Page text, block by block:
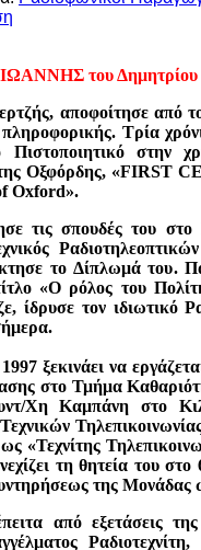
του Δημητρίου
αποφοίτησε από
Τρία
στην
της Οξφόρδης, «FIRST
Oxford».
τις σπουδές του
το Δίπλωμά του.
«Ο ρόλος του
ίδρυσε τον ιδιωτικό
ξεκινάει να
στο Τμήμα
Χη Καμπάνη στο
«Τεχνίτης
τη θητεία του
της Μονάδας
από εξετάσεις